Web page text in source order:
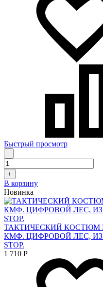
Быстрый просмотр
-
+
В корзину
Новинка
ТАКТИЧЕСКИЙ КОСТЮМ
КМФ. ЦИФРОВОЙ ЛЕС,
STOP.
1 710 Р